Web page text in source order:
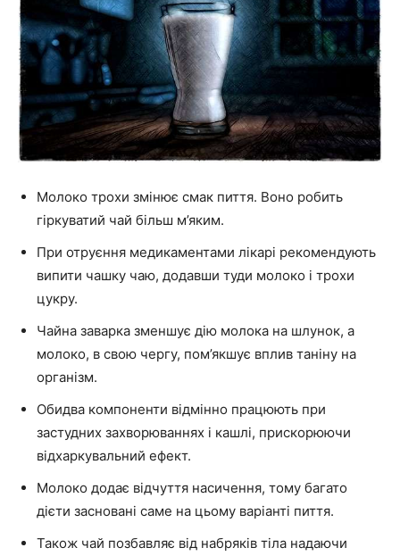
Молоко трохи змінює смак пиття. Воно робить
гіркуватий чай більш м’яким.
При отруєння медикаментами лікарі рекомендують
випити чашку чаю, додавши туди молоко і трохи
цукру.
Чайна заварка зменшує дію молока на шлунок, а
молоко, в свою чергу, пом’якшує вплив таніну на
організм.
Обидва компоненти відмінно працюють при
застудних захворюваннях і кашлі, прискорюючи
відхаркувальний ефект.
Молоко додає відчуття насичення, тому багато
дієти засновані саме на цьому варіанті пиття.
Також чай позбавляє від набряків тіла надаючи